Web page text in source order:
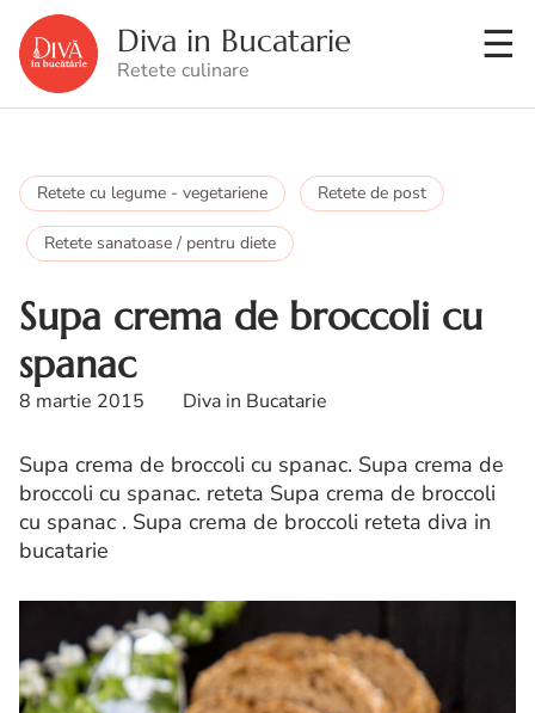
Diva in Bucatarie
Retete culinare
Retete cu legume - vegetariene Retete de post
Retete sanatoase / pentru diete
Supa crema de broccoli cu
spanac
8 martie 2015 Diva in Bucatarie
Supa crema de broccoli cu spanac. Supa crema de
broccoli cu spanac. reteta Supa crema de broccoli
cu spanac . Supa crema de broccoli reteta diva in
bucatarie